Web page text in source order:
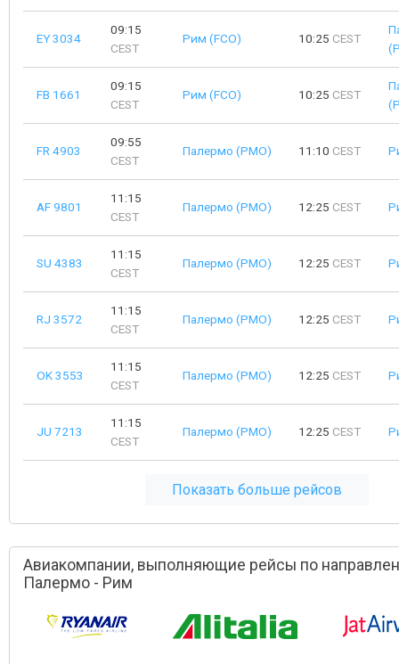
EY 3034
09:15
CEST
Рим (FCO) 10:25 CEST
FB 1661
09:15
CEST
Рим (FCO) 10:25 CEST
FR 4903
09:55
CEST
Палермо (PMO) 11:10 CEST
AF 9801
11:15
CEST
Палермо (PMO) 12:25 CEST
SU 4383
11:15
CEST
Палермо (PMO) 12:25 CEST
RJ 3572
11:15
CEST
Палермо (PMO) 12:25 CEST
OK 3553
11:15
CEST
Палермо (PMO) 12:25 CEST
JU 7213
11:15
CEST
Палермо (PMO) 12:25 CEST
Показать больше рейсов
Авиакомпании, выполняющие рейсы по
Палермо - Рим